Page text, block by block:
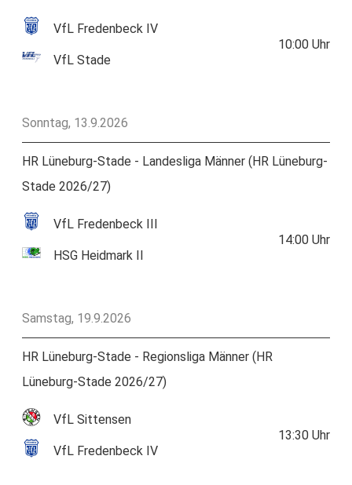
VfL Fredenbeck IV
VfL Stade
10:00 Uhr
Sonntag, 13.9.2026
HR Lüneburg-Stade - Landesliga Männer (HR Lüneburg-
Stade 2026/27)
VfL Fredenbeck III
HSG Heidmark II
14:00 Uhr
Samstag, 19.9.2026
HR Lüneburg-Stade - Regionsliga Männer (HR
Lüneburg-Stade 2026/27)
VfL Sittensen
VfL Fredenbeck IV
13:30 Uhr